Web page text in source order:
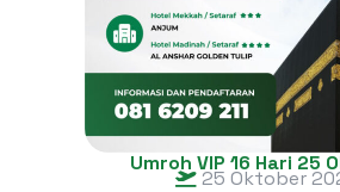
Umroh VIP 16 Hari 25
25 Oktober